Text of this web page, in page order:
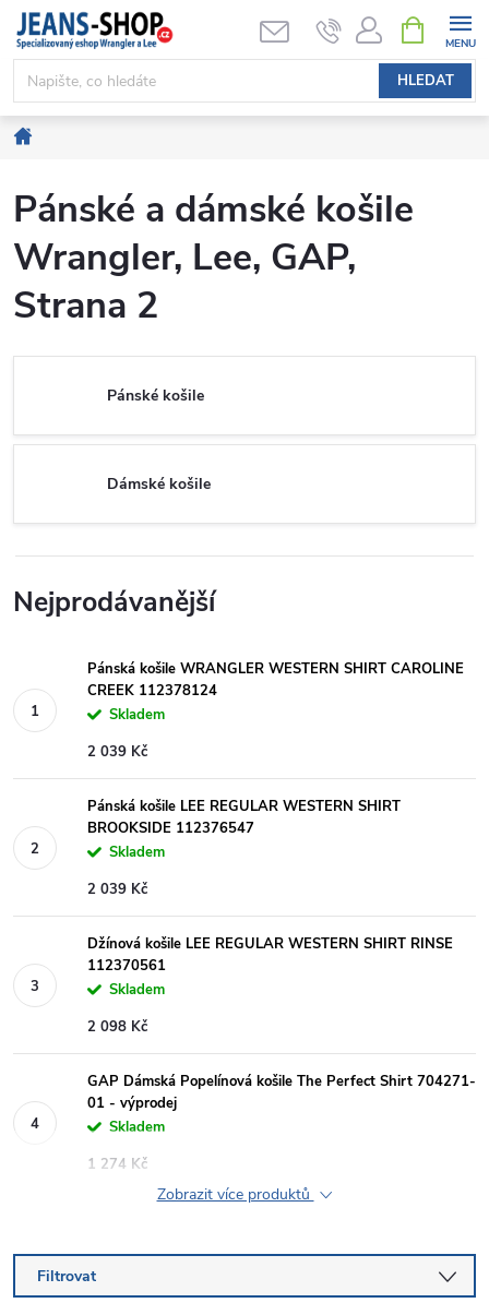
Přejít
obsah
HLEDAT
NÁKUPNÍ
KOŠÍK
Pánské a dámské košile
Wrangler, Lee, GAP,
Strana 2
Pánské košile
Dámské košile
Nejprodávanější
Pánská košile WRANGLER WESTERN SHIRT CAROLINE
CREEK 112378124
Skladem
2 039 Kč
Pánská košile LEE REGULAR WESTERN SHIRT
BROOKSIDE 112376547
Skladem
2 039 Kč
Džínová košile LEE REGULAR WESTERN SHIRT RINSE
112370561
Skladem
2 098 Kč
GAP Dámská Popelínová košile The Perfect Shirt 704271-
01 - výprodej
Skladem
1 274 Kč
Zobrazit více produktů
Filtrovat